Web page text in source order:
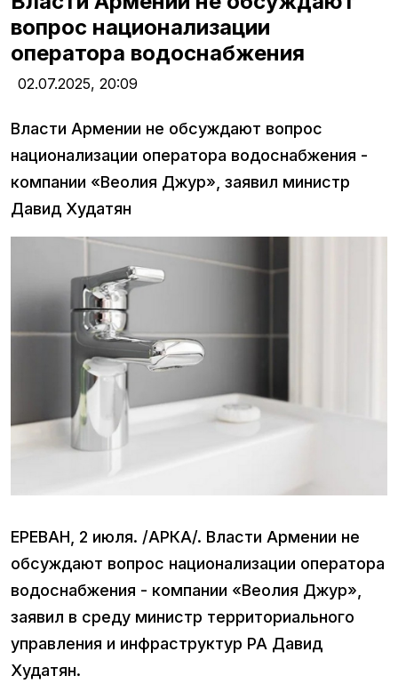
вопрос национализации
оператора водоснабжения
02.07.2025, 20:09
Власти Армении не обсуждают вопрос
национализации оператора водоснабжения -
компании «Веолия Джур», заявил министр
Давид Худатян
ЕРЕВАН, 2 июля. /АРКА/. Власти Армении не
обсуждают вопрос национализации оператора
водоснабжения - компании «Веолия Джур»,
заявил в среду министр территориального
управления и инфраструктур РА Давид
Худатян.